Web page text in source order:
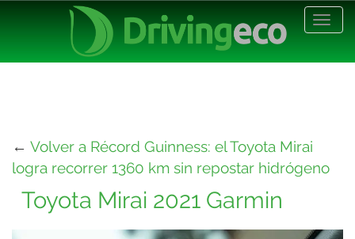
← Volver a Récord Guinness: el Toyota Mirai
logra recorrer 1360 km sin repostar hidrógeno
Toyota Mirai 2021 Garmin